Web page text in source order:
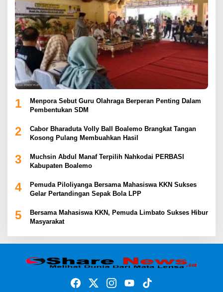
1
Menpora Sebut Guru Olahraga Berperan Penting Dalam
Pembentukan SDM
2
Cabor Bharaduta Volly Ball Boalemo Brangkat Tangan
Kosong Pulang Membuahkan Hasil
3
Muchsin Abdul Manaf Terpilih Nahkodai PERBASI
Kabupaten Boalemo
4
Pemuda Piloliyanga Bersama Mahasiswa KKN Sukses
Gelar Pertandingan Sepak Bola LPP
5
Bersama Mahasiswa KKN, Pemuda Limbato Sukses Hibur
Masyarakat